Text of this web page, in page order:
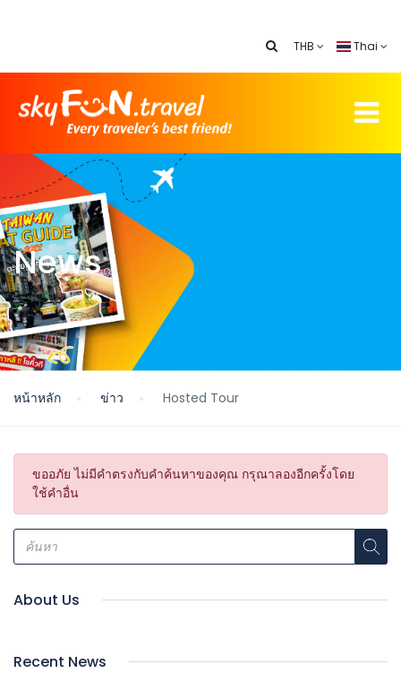
THB Thai
News
หน้าหลัก ข่าว Hosted Tour
ขออภัย ไม่มีคำตรงกับคำค้นหาของคุณ กรุณาลองอีกครั้งโดย
ใช้คำอื่น
About Us
Recent News